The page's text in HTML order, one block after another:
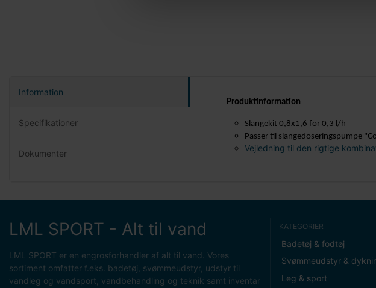
Information
Specifikationer
Dokumenter
Produktinformation
Slangekit 0,8x1,6 for 0,3 l/h
Passer til slangedoseringspumpe
Vejledning til den rigtige
LML SPORT - Alt til vand
LML SPORT er en engrosforhandler af alt til vand. Vores
sortiment omfatter f.eks. badetøj, svømmeudstyr, udstyr til
vandleg og vandsport, vandbehandling og teknik samt inventar
KATEGORIER
Badetøj & fodtøj
Svømmeudstyr &
Leg & sport